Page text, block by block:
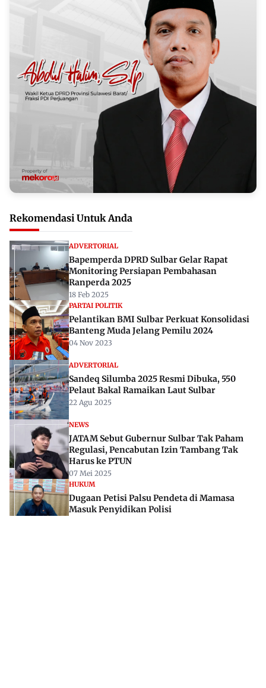
Rekomendasi Untuk Anda
ADVERTORIAL
Bapemperda DPRD Sulbar Gelar Rapat
Monitoring Persiapan Pembahasan
Ranperda 2025
18 Feb 2025
PARTAI POLITIK
Pelantikan BMI Sulbar Perkuat Konsolidasi
Banteng Muda Jelang Pemilu 2024
04 Nov 2023
ADVERTORIAL
Sandeq Silumba 2025 Resmi Dibuka, 550
Pelaut Bakal Ramaikan Laut Sulbar
22 Agu 2025
NEWS
JATAM Sebut Gubernur Sulbar Tak Paham
Regulasi, Pencabutan Izin Tambang Tak
Harus ke PTUN
07 Mei 2025
HUKUM
Dugaan Petisi Palsu Pendeta di Mamasa
Masuk Penyidikan Polisi